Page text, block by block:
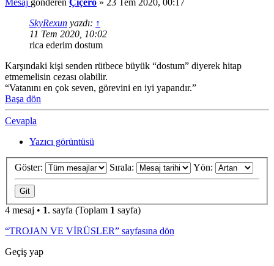
Mesaj gönderen Çiçero » 23 Tem 2020, 00:17
SkyRexun yazdı: ↑
11 Tem 2020, 10:02
rica ederim dostum
Karşındaki kişi senden rütbece büyük “dostum” diyerek hitap
etmemelisin cezası olabilir.
“Vatanını en çok seven, görevini en iyi yapandır.”
Başa dön
Cevapla
Yazıcı görüntüsü
Göster: Sırala: Yön:
4 mesaj • 1. sayfa (Toplam 1 sayfa)
“TROJAN VE VİRÜSLER” sayfasına dön
Geçiş yap